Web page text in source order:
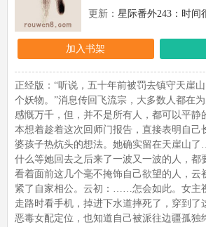
更新： 星际番外243：时间
加入书架
正经版：“听说，五十年前被罚去镇守天崖
个妖物。”消息传回飞流宗，大多数人都在
感慨万千，但，并不是所有人，都可以平静
本想着趁着这次回师门报告，直接表明自己
婆孩子热炕头的想法。她确实留在天崖山
什么等她回去之后来了一波又一波的人，都
看着面前这几个毫不掩饰自己欲望的人，云
紧了自家相公。云初：……怎会如此。女主
走路时看手机，掉进下水道摔死了，穿到了
恶毒女配定位，也知道自己被派往边疆孤独